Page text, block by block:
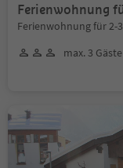
Ferienwohnung
Ferienwohnung für 2-
max. 3 Gäste